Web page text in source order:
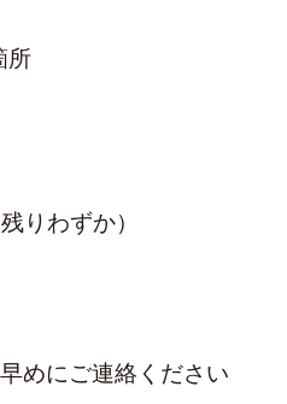
所
りわずか）
めにご連絡ください